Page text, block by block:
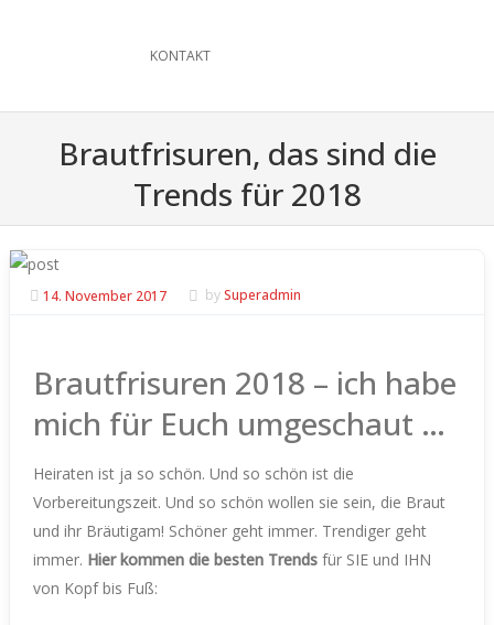
KONTAKT
Brautfrisuren, das sind die
Trends für 2018
14. November 2017 bySuperadmin
Brautfrisuren 2018 – ich habe
mich für Euch umgeschaut …
Heiraten ist ja so schön. Und so schön ist die
Vorbereitungszeit. Und so schön wollen sie sein, die Braut
und ihr Bräutigam! Schöner geht immer. Trendiger geht
immer. Hier kommen die besten Trends für SIE und IHN
von Kopf bis Fuß: